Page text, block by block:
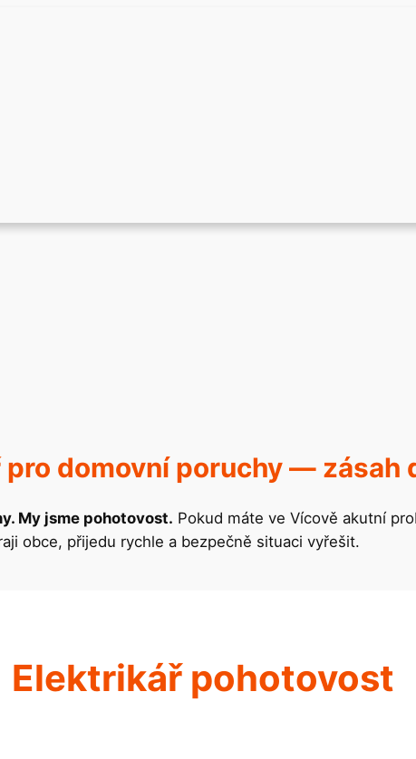
domovní poruchy — zásah
My jsme pohotovost. Pokud máte ve Vícově akutní
obce, přijedu rychle a bezpečně situaci vyřešit.
Elektrikář pohotovost